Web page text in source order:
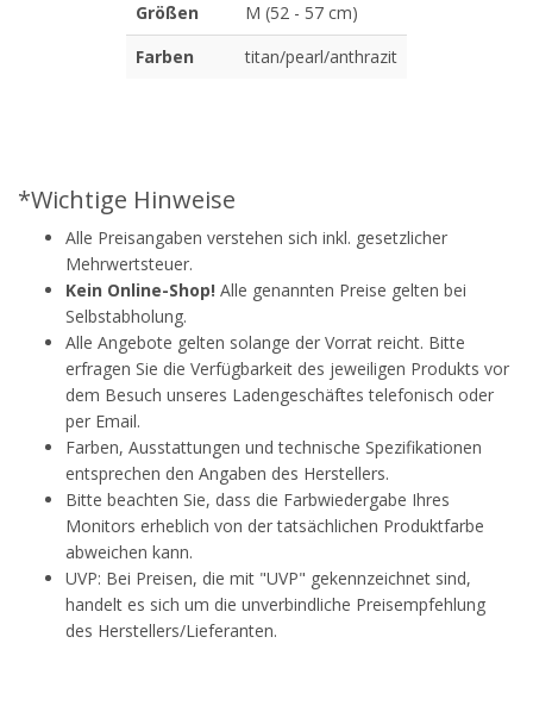
Größen
M (52 - 57 cm)
Farben
titan/pearl/anthrazit
*Wichtige Hinweise
Alle Preisangaben verstehen sich inkl. gesetzlicher
Mehrwertsteuer.
Kein Online-Shop! Alle genannten Preise gelten bei
Selbstabholung.
Alle Angebote gelten solange der Vorrat reicht. Bitte
erfragen Sie die Verfügbarkeit des jeweiligen Produkts vor
dem Besuch unseres Ladengeschäftes telefonisch oder
per Email.
Farben, Ausstattungen und technische Spezifikationen
entsprechen den Angaben des Herstellers.
Bitte beachten Sie, dass die Farbwiedergabe Ihres
Monitors erheblich von der tatsächlichen Produktfarbe
abweichen kann.
UVP: Bei Preisen, die mit "UVP" gekennzeichnet sind,
handelt es sich um die unverbindliche Preisempfehlung
des Herstellers/Lieferanten.